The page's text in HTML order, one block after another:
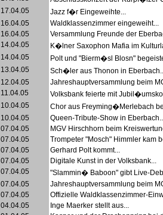
17.04.05
Jazz f�r Eingeweihte...
16.04.05
Waldklassenzimmer eingeweiht...
16.04.05
Versammlung Freunde der
14.04.05
K�lner Saxophon Mafia im
14.04.05
Polt und "Bierm�sl Blosn"
13.04.05
Sch�ler aus Thonon in
12.04.05
Jahreshauptversammlung beim
11.04.05
Volksbank feierte mit
10.04.05
Chor aus Freyming�Merlebach
10.04.05
Queen-Tribute-Show in
07.04.05
MGV Hirschhorn beim
07.04.05
Trompeter "Mosch" Himmler kam
07.04.05
Gerhard Polt kommt...
07.04.05
Digitale Kunst in der Volksbank...
07.04.05
"Slammin� Baboon" gibt Live-
07.04.05
Jahreshauptversammlung beim
07.04.05
Offizielle Waldklassenzimmer-
04.04.05
Inge Maerker stellt aus...